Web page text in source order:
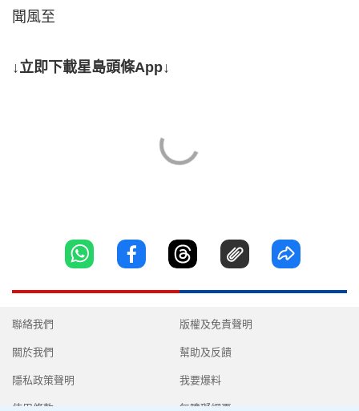
聞風至
↓立即下載星島頭條App↓
聯絡我們
關於我們
隱私政策聲明
使用條款
版權及免責聲明
幫助及反饋
我要爆料
無障礙網頁